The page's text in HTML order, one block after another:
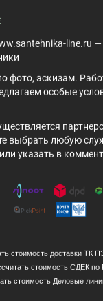
line.ru
фото, эскизам.
особые
выбрать любую
указать в
стоимость доставки ТК
стоимость СДЕК по
стоимость Деловые